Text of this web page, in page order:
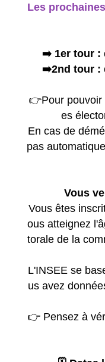
Les
➡️ 1er tour :
➡️ 2nd tour :
👉️ Pour
es
En cas de
pas
Vous
Vous êtes
ous atteignez
torale de la
L'INSEE se
us avez
👉️ Pensez à